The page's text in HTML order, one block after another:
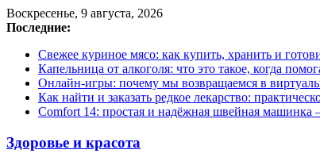
Воскресенье, 9 августа, 2026
Последние:
Свежее куриное мясо: как купить, хранить и
Капельница от алкоголя: что это такое, когда
Онлайн-игры: почему мы возвращаемся в
Как найти и заказать редкое лекарство:
Comfort 14: простая и надёжная швейная машинка
Здоровье и красота